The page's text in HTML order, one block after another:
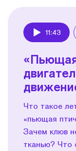
11:43
Что такое
«пьющая
Зачем клюв
тканью? Что